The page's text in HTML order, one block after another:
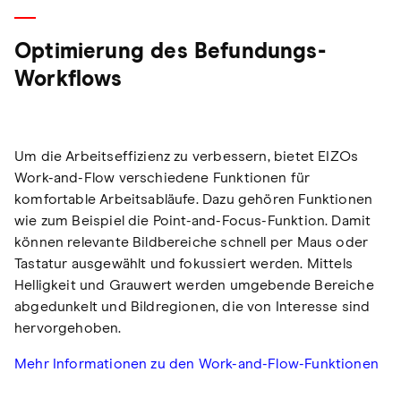
Optimierung des Befundungs-
Workflows
Um die Arbeitseffizienz zu verbessern, bietet EIZOs
Work-and-Flow verschiedene Funktionen für
komfortable Arbeitsabläufe. Dazu gehören Funktionen
wie zum Beispiel die Point-and-Focus-Funktion. Damit
können relevante Bildbereiche schnell per Maus oder
Tastatur ausgewählt und fokussiert werden. Mittels
Helligkeit und Grauwert werden umgebende Bereiche
abgedunkelt und Bildregionen, die von Interesse sind
hervorgehoben.
Mehr Informationen zu den Work-and-Flow-Funktionen